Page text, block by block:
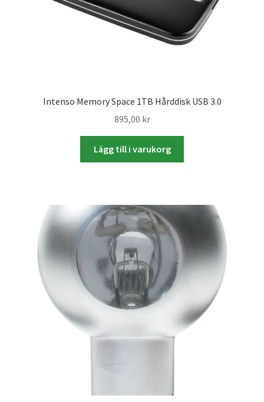
framkalla.se
Rädda dina raderade bilder
Skyltmaterial / Gatupratare
ID/ Körkort / Visumfoto
Skadefoto / Försäkringsärenden
Intenso Memory Space 1TB Hårddisk USB 3.0
895,00 kr
Lägg till i varukorg